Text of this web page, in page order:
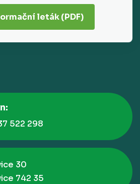
leták (PDF)
522 298
30
742 35